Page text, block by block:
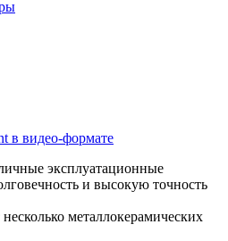
в видео-формате
эксплуатационные
и высокую точность
металлокерамических